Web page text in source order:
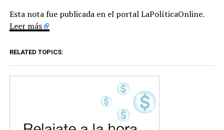
Esta nota fue publicada en el portal LaPolíticaOnline.
Leer más
RELATED TOPICS: